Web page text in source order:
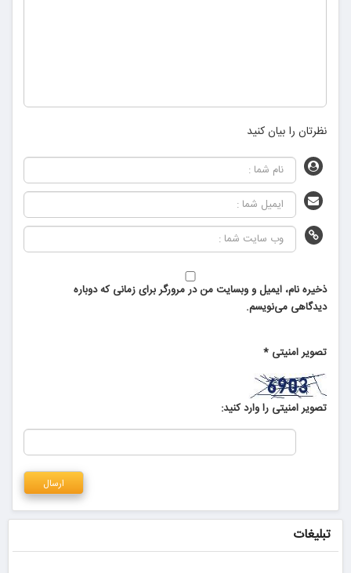
نظرتان را بیان کنید
ذخیره نام، ایمیل و وبسایت من در مرورگر برای زمانی که دوباره
دیدگاهی می‌نویسم.
تصویر امنیتی *
تصویر امنیتی را وارد کنید:
تبلیغات